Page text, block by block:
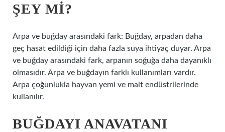
ŞEY MI?
Arpa ve buğday arasındaki fark: Buğday, arpadan daha
geç hasat edildiği için daha fazla suya ihtiyaç duyar. Arpa
ve buğday arasındaki fark, arpanın soğuğa daha dayanıklı
olmasıdır. Arpa ve buğdayın farklı kullanımları vardır.
Arpa çoğunlukla hayvan yemi ve malt endüstrilerinde
kullanılır.
BUĞDAYI ANAVATANI